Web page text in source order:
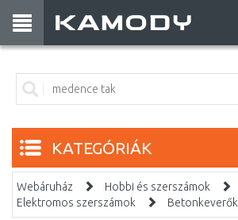
KATEGÓRIÁK
Webáruház
Hobbi és szerszámok
Elektromos szerszámok
Betonkeverők